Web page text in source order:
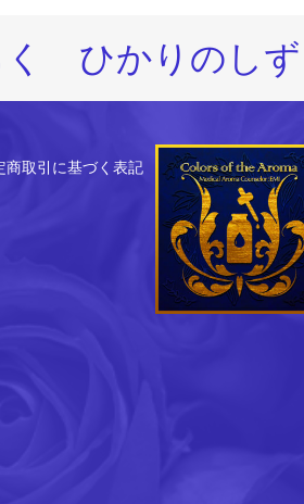
く ひかりのし
商取引に基づく表記